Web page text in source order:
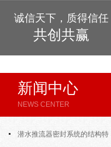
诚信天下，质得信任
共创共赢
新闻中心
NEWS CENTER
潜水推流器密封系统的结构特